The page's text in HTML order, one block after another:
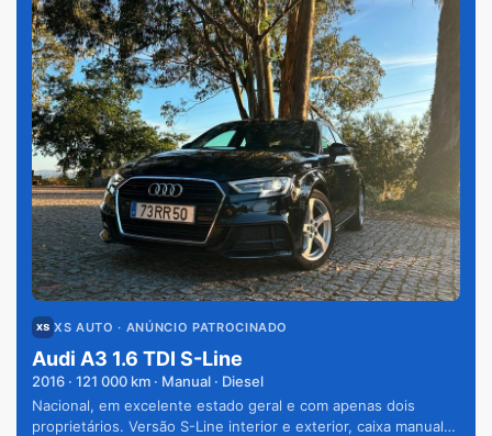
XS AUTO · ANÚNCIO PATROCINADO
Audi A3 1.6 TDI S-Line
2016 · 121 000 km · Manual · Diesel
Nacional, em excelente estado geral e com apenas dois
proprietários. Versão S-Line interior e exterior, caixa manual